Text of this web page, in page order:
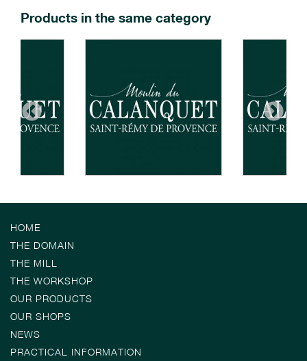
Products in the same category
HOME
THE DOMAIN
THE MILL
THE WORKSHOP
OUR PRODUCTS
OUR SHOPS
NEWS
PRACTICAL INFORMATION